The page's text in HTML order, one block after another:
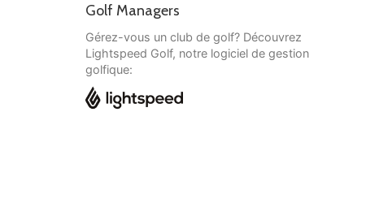
Golf Managers
Gérez-vous un club de golf? Découvrez
Lightspeed Golf, notre logiciel de gestion
golfique: